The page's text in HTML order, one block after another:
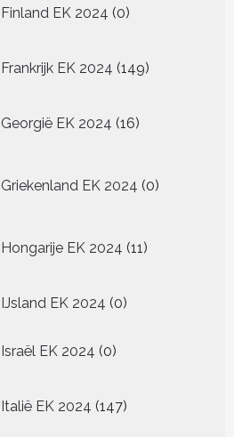
Finland EK 2024 0
producten
Frankrijk EK 2024 149149
Georgië EK 2024 16
producten
Griekenland EK 2024 0
producten
Hongarije EK 2024 11
producten
IJsland EK 2024 00
Israël EK 2024 00
Italië EK 2024 147
producten